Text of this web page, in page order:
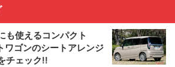
も使えるコンパクト
ゴンのシートアレンジ
チェック!!